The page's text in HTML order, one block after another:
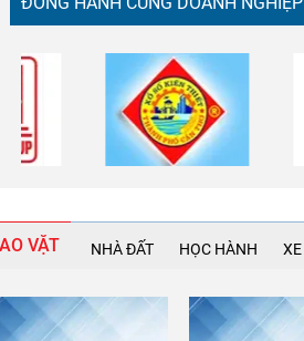
VẶT NHÀ ĐẤT HỌC HÀNH XE